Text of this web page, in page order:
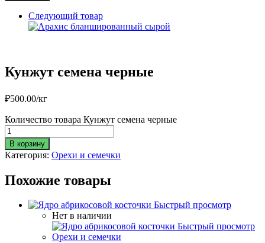
Следующий товар
Кунжут семена черные
₽500.00/кг
Количество товара Кунжут семена черные
В корзину
Категория: Орехи и семечки
Похожие товары
Быстрый просмотр
Нет в наличии
Быстрый просмотр
Орехи и семечки